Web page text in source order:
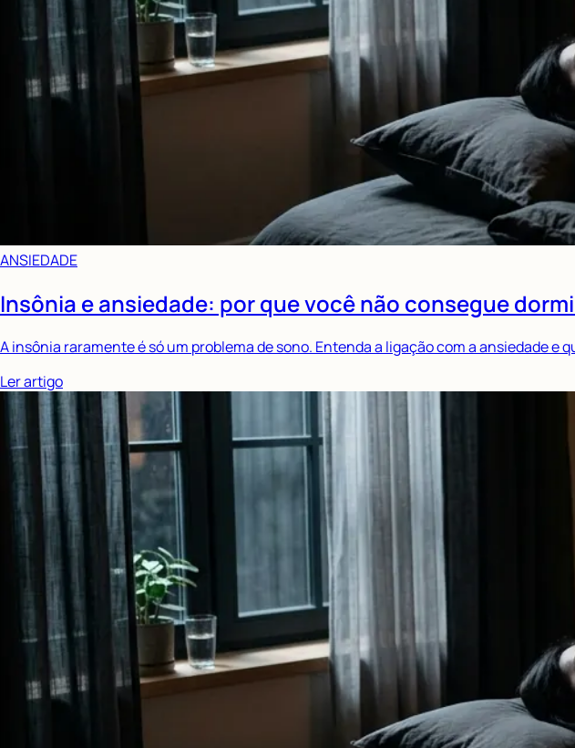
ANSIEDADE
Insônia e ansiedade: por que você não consegue
A insônia raramente é só um problema de sono. Entenda a ligação com a ansiedade e
Ler artigo